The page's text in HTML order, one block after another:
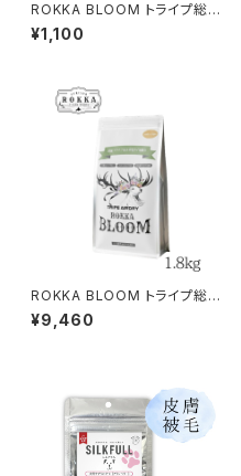
ROKKA BLOOM トライプ総合
栄養食 エゾ鹿＆馬肉 160g
¥1,100
ROKKA BLOOM トライプ総合
栄養食 エゾ鹿＆馬肉 1.8kg
¥9,460